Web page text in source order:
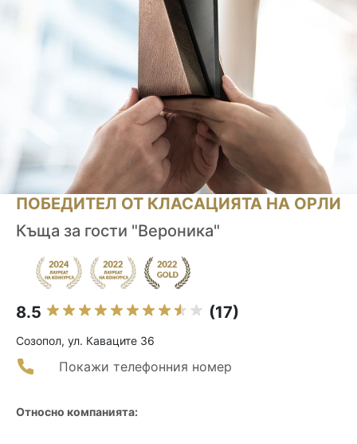
ПОБЕДИТЕЛ ОТ КЛАСАЦИЯТА НА ОРЛИ
Къща за гости "Вероника"
8.5 (17)
Созопол, ул. Каваците 36
Покажи телефонния номер
Относно компанията: